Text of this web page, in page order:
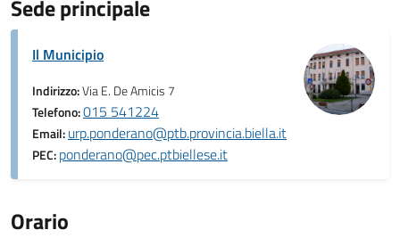
Sede principale
Il Municipio
Indirizzo:Via E. De Amicis 7
Telefono:015 541224
Email:urp.ponderano@ptb.provincia.biella.it
PEC:ponderano@pec.ptbiellese.it
Orario